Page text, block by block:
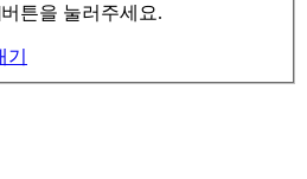
튼을 눌러주세요.
기